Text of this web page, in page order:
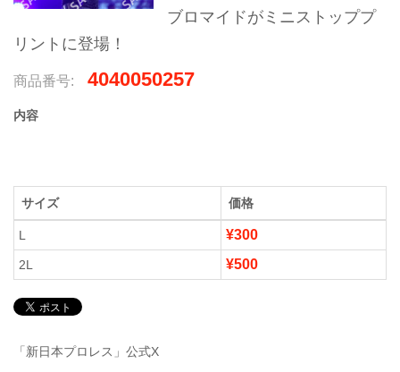
ブロマイドがミニストッププ
リントに登場！
商品番号: 4040050257
内容
サイズ 価格
L ¥300
2L ¥500
「新日本プロレス」公式X